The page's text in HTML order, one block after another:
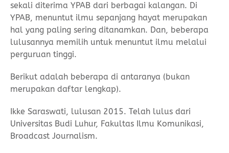
sekali diterima YPAB dari berbagai kalangan. Di
YPAB, menuntut ilmu sepanjang hayat merupakan
hal yang paling sering ditanamkan. Dan, beberapa
lulusannya memilih untuk menuntut ilmu melalui
perguruan tinggi.
Berikut adalah beberapa di antaranya (bukan
merupakan daftar lengkap).
Ikke Saraswati, lulusan 2015. Telah lulus dari
Universitas Budi Luhur, Fakultas Ilmu Komunikasi,
Broadcast Journalism.